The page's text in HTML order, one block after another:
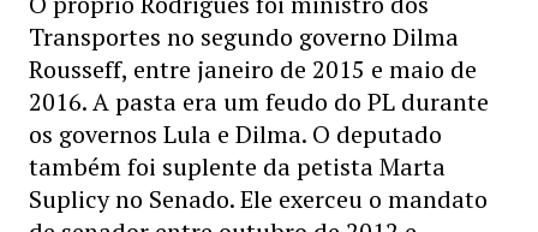
Transportes no segundo governo Dilma
Rousseff, entre janeiro de 2015 e maio de
2016. A pasta era um feudo do PL durante
os governos Lula e Dilma. O deputado
também foi suplente da petista Marta
Suplicy no Senado. Ele exerceu o mandato